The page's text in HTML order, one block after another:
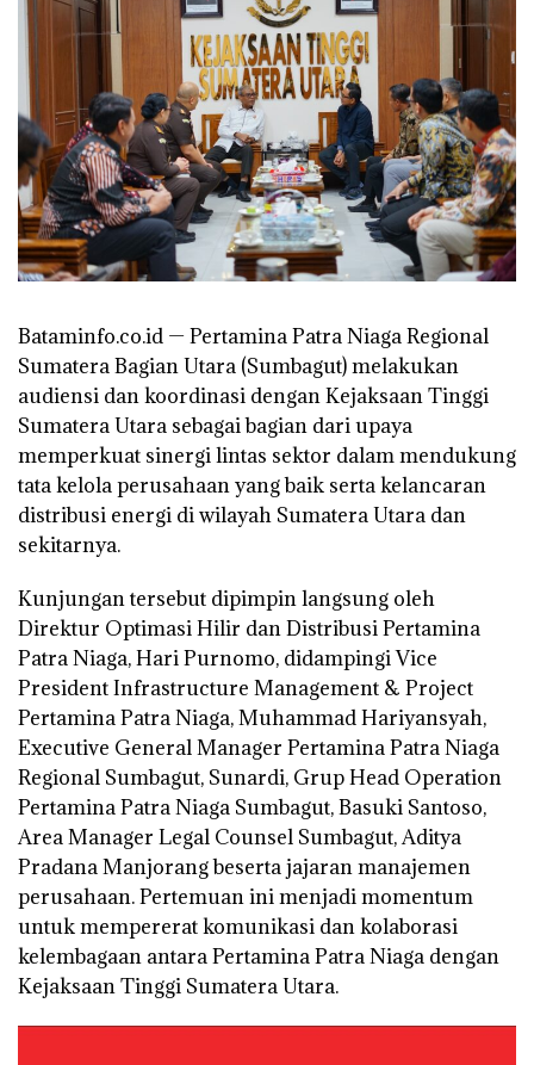
Bataminfo.co.id — Pertamina Patra Niaga Regional
Sumatera Bagian Utara (Sumbagut) melakukan
audiensi dan koordinasi dengan Kejaksaan Tinggi
Sumatera Utara sebagai bagian dari upaya
memperkuat sinergi lintas sektor dalam mendukung
tata kelola perusahaan yang baik serta kelancaran
distribusi energi di wilayah Sumatera Utara dan
sekitarnya.
Kunjungan tersebut dipimpin langsung oleh
Direktur Optimasi Hilir dan Distribusi Pertamina
Patra Niaga, Hari Purnomo, didampingi Vice
President Infrastructure Management & Project
Pertamina Patra Niaga, Muhammad Hariyansyah,
Executive General Manager Pertamina Patra Niaga
Regional Sumbagut, Sunardi, Grup Head Operation
Pertamina Patra Niaga Sumbagut, Basuki Santoso,
Area Manager Legal Counsel Sumbagut, Aditya
Pradana Manjorang beserta jajaran manajemen
perusahaan. Pertemuan ini menjadi momentum
untuk mempererat komunikasi dan kolaborasi
kelembagaan antara Pertamina Patra Niaga dengan
Kejaksaan Tinggi Sumatera Utara.